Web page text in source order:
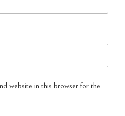
website in this browser for the